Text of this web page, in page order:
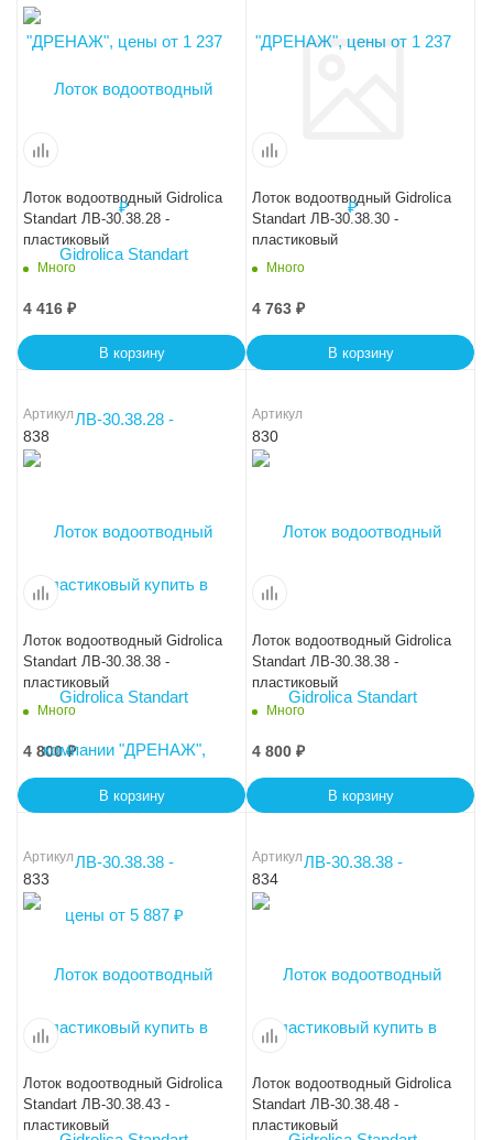
Лоток водоотводный Gidrolica
Standart ЛВ-30.38.28 -
пластиковый
Много
4 416 ₽
В корзину
Лоток водоотводный Gidrolica
Standart ЛВ-30.38.30 -
пластиковый
Много
4 763 ₽
В корзину
Артикул
838
Лоток водоотводный Gidrolica
Standart ЛВ-30.38.38 -
пластиковый
Много
4 800₽
В корзину
Артикул
830
Лоток водоотводный Gidrolica
Standart ЛВ-30.38.38 -
пластиковый
Много
4 800 ₽
В корзину
Артикул
833
Лоток водоотводный Gidrolica
Standart ЛВ-30.38.43 -
пластиковый
Артикул
834
Лоток водоотводный Gidrolica
Standart ЛВ-30.38.48 -
пластиковый